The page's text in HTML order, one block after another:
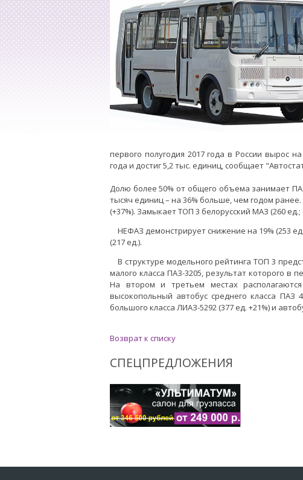
первого полугодия 2017 года в России вырос
года и достиг 5,2 тыс. единиц, сообщает
Долю более 50% от общего объема занимает
тысяч единиц – на 36% больше, чем годом
(+37%). Замыкает ТОП 3 белорусский МАЗ (260 ед.;
НЕФАЗ демонстрирует снижение на 19% (253
(217 ед.).
В структуре модельного рейтинга ТОП 3
малого класса ПАЗ-3205, результат которого в
На втором и третьем местах
высокопольный автобус среднего класса ПАЗ
большого класса ЛИАЗ-5292 (377 ед. +21%) и
Возврат к списку
СПЕЦПРЕДЛОЖЕНИЯ